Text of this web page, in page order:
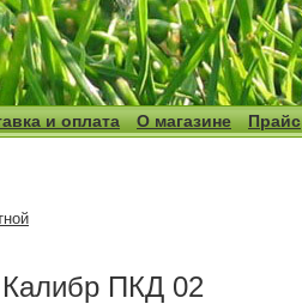
и оплата О магазине Прайс
Калибр ПКД 02